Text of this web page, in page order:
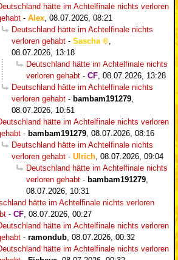
hätte im Achtelfinale nichts verloren
- Alex 08.07.2026, 08:21
Deutschland hätte im Achtelfinale nichts
verloren gehabt - Sascha
08.07.2026, 13:18
Deutschland hätte im Achtelfinale nichts
verloren gehabt - CF 08.07.2026, 13:28
Deutschland hätte im Achtelfinale nichts
verloren gehabt - bambam191279
08.07.2026, 10:51
hätte im Achtelfinale nichts verloren
- bambam191279 08.07.2026, 08:16
Deutschland hätte im Achtelfinale nichts
verloren gehabt - Ulrich 08.07.2026, 09:04
Deutschland hätte im Achtelfinale nichts
verloren gehabt - bambam191279
08.07.2026, 10:31
hätte im Achtelfinale nichts verloren
- CF 08.07.2026, 00:27
hätte im Achtelfinale nichts verloren
- ramondub 08.07.2026, 00:32
hätte im Achtelfinale nichts verloren